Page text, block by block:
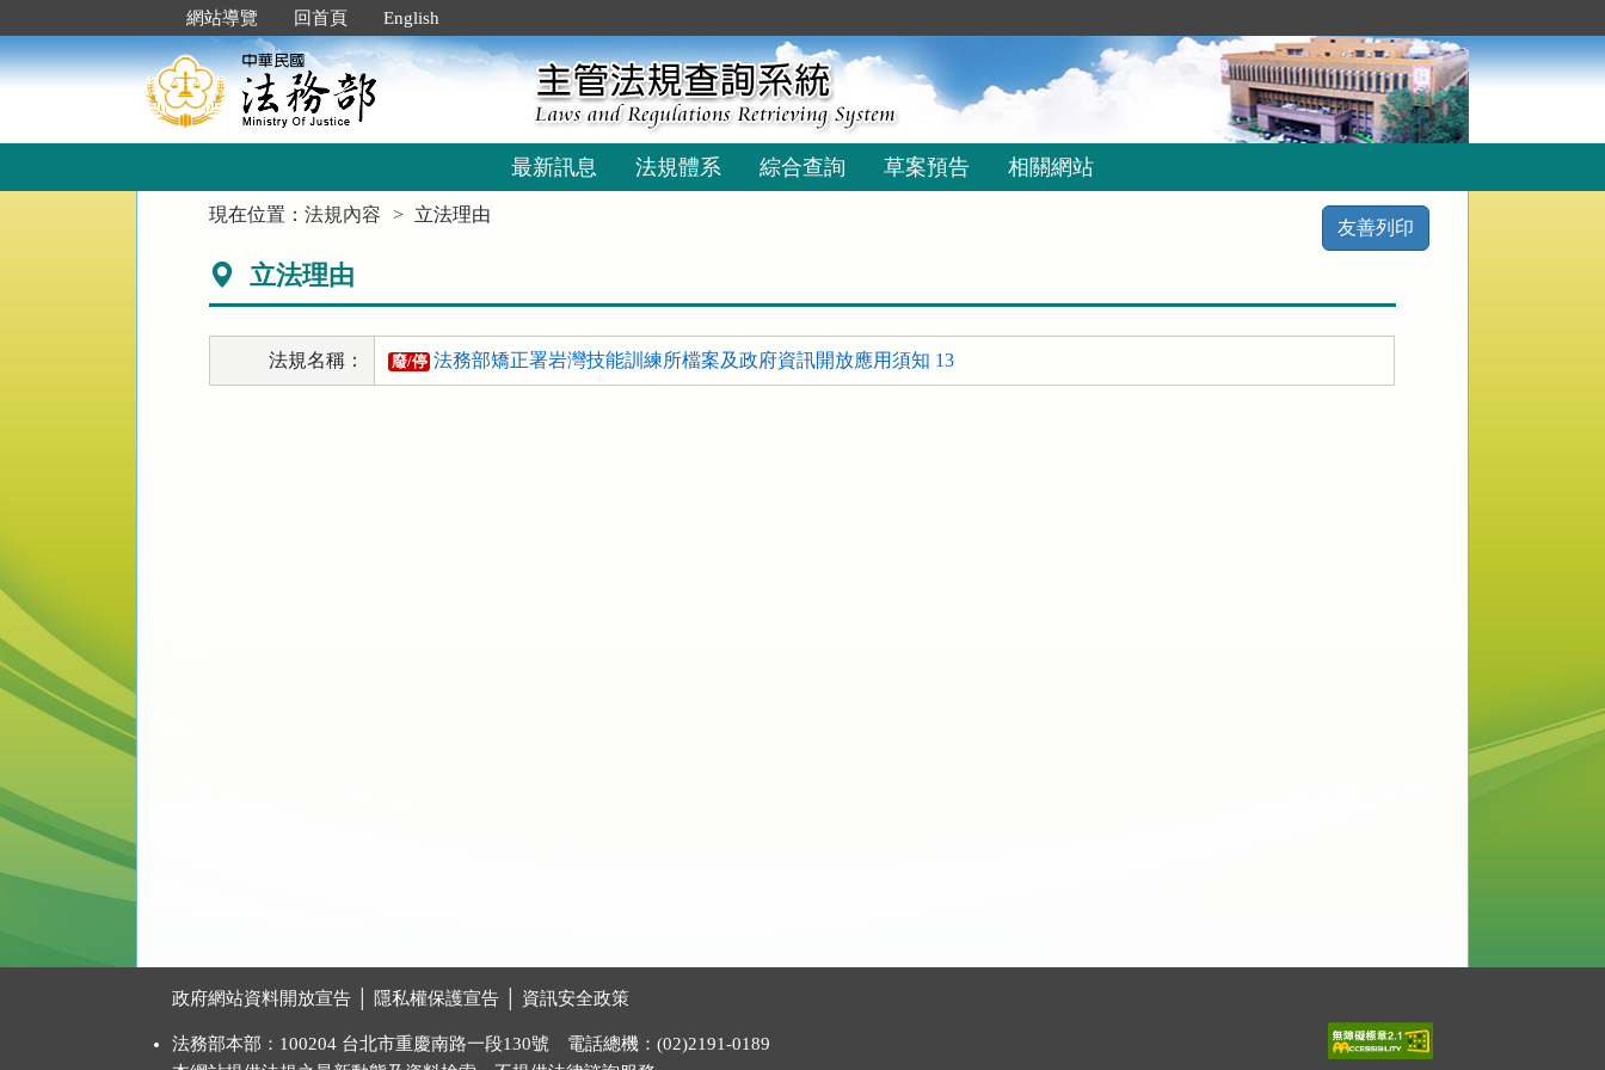
到
主
要
網站導覽 回首頁 English
最新訊息 法規體系 綜合查詢 草案預告 相關網站
現在位置：法規內容 立法理由
友善列印
立法理由
法規名稱： 廢/停 法務部矯正署岩灣技能訓練所檔案及政府資訊開放應用須知 13
政府網站資料開放宣告 隱私權保護宣告 資訊安全政策
法務部本部：100204 台北市重慶南路一段130號 電話總機：(02)2191-0189